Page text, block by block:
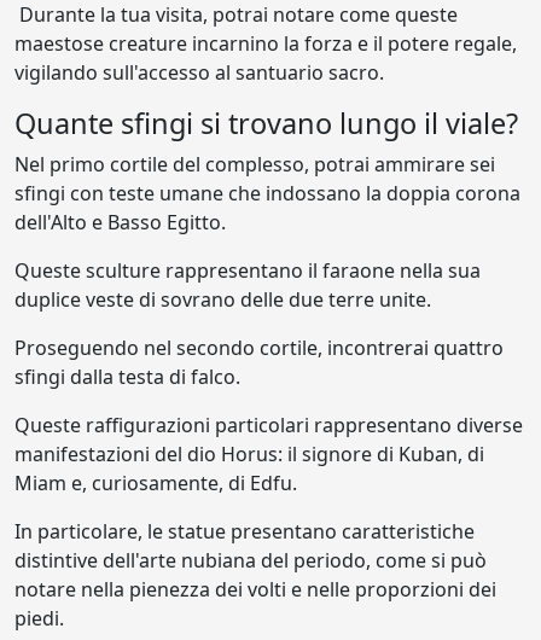
Durante la tua visita, potrai notare come queste
maestose creature incarnino la forza e il potere regale,
vigilando sull'accesso al santuario sacro.
Quante sfingi si trovano lungo il viale?
Nel primo cortile del complesso, potrai ammirare sei
sfingi con teste umane che indossano la doppia corona
dell'Alto e Basso Egitto.
Queste sculture rappresentano il faraone nella sua
duplice veste di sovrano delle due terre unite.
Proseguendo nel secondo cortile, incontrerai quattro
sfingi dalla testa di falco.
Queste raffigurazioni particolari rappresentano diverse
manifestazioni del dio Horus: il signore di Kuban, di
Miam e, curiosamente, di Edfu.
In particolare, le statue presentano caratteristiche
distintive dell'arte nubiana del periodo, come si può
notare nella pienezza dei volti e nelle proporzioni dei
piedi.